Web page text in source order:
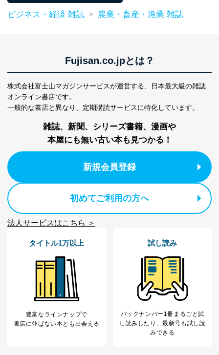
じて、個人情報保護マネジメントシステムを継続的に改
善し、常に最良の状態を維持します。
ステムに関するご相談及び苦情については以下までご連
株式会社富士山マガジンサービス 個人情報問い合わせ
係
FAX：03-5459-7073
e-mail：cs@fujisan.co.jp
株式会社富士山マガジンサービス
個人情報の取扱いについて
当社は以下の個人情報保護管理者を設置し、個人情報保
用・提供・管理いたします。
東京都渋谷区南平台町16-11
株式会社富士山マガジンサービス
代表取締役会長 西野 伸一郎
個人情報保護管理者: 経営管理グループディレクター 前
田 嘉也
２．利用目的
当社が取り扱う開示対象個人情報の利用目的は次のとお
ビジネス・経済 雑誌 > 農業・畜産・漁業 雑誌
Fujisan.co.jpとは？
株式会社富士山マガジンサービスが運営する、
日本最大級の雑誌
オンライン書店です。
一般的な書店と異なり、 定期購読サービスに特化しています。
雑誌、新聞、シリーズ書籍、漫画や
本屋にも無い古い本も見つかる！
新規会員登録
初めてご利用の方へ
法人サービスはこちら ＞
タイトル1万以上
豊富なラインナップで
書店に並ばない本とも出会える
試し読み
バックナンバー1冊まるごと試
し読み したり、最新号も試し読
みできる